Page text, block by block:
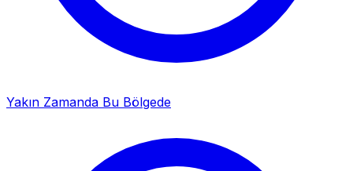
Yakın Zamanda Bu Bölgede